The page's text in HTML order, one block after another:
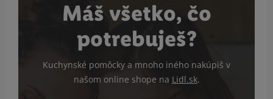
Máš všetko, čo
potrebuješ?
Kuchynské pomôcky a mnoho iného nakúpiš v
našom online shope na Lidl.sk.